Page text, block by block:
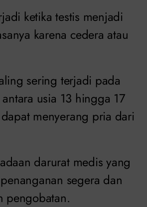
ketika testis menjadi
karena cedera atau
sering terjadi pada
usia 13 hingga 17
menyerang pria dari
darurat medis yang
segera dan
pengobatan.